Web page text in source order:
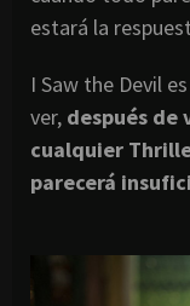
estará la
I Saw the Devil
ver, después de
cualquier
parecerá